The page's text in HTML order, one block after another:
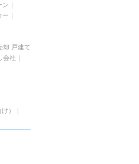
ン ｜
ー ｜
却 戸建て
会社 ｜
）
｜